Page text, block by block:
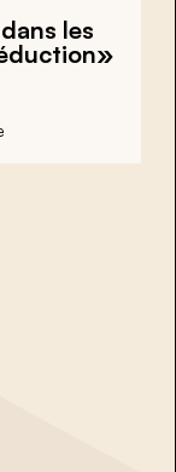
les